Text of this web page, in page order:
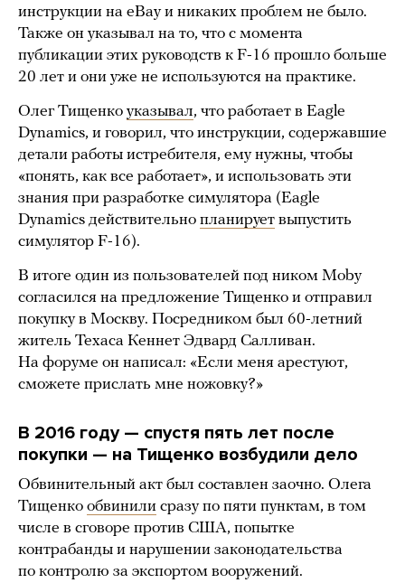
инструкции на eBay и никаких проблем не было.
Также он указывал на то, что с момента
публикации этих руководств к F-16 прошло больше
20 лет и они уже не используются на практике.
Олег Тищенко указывал, что работает в Eagle
Dynamics, и говорил, что инструкции, содержавшие
детали работы истребителя, ему нужны, чтобы
«понять, как все работает», и использовать эти
знания при разработке симулятора (Eagle
Dynamics действительно планирует выпустить
симулятор F-16).
В итоге один из пользователей под ником Moby
согласился на предложение Тищенко и отправил
покупку в Москву. Посредником был 60-летний
житель Техаса Кеннет Эдвард Салливан.
На форуме он написал: «Если меня арестуют,
сможете прислать мне ножовку?»
В 2016 году — спустя пять лет после
покупки — на Тищенко возбудили дело
Обвинительный акт был составлен заочно. Олега
Тищенко обвинили сразу по пяти пунктам, в том
числе в сговоре против США, попытке
контрабанды и нарушении законодательства
по контролю за экспортом вооружений.